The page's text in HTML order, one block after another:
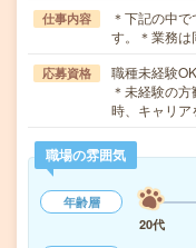
仕事内容
＊下記の中
す。＊業務
応募資格
職種未経験
＊未経験の
時、キャリ
職場の雰囲気
年齢層
20代